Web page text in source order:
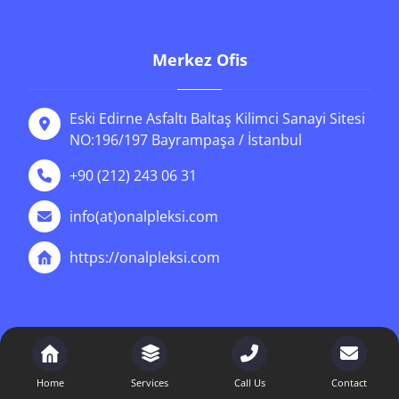
Merkez Ofis
Eski Edirne Asfaltı Baltaş Kilimci Sanayi Sitesi
NO:196/197 Bayrampaşa / İstanbul
+90 (212) 243 06 31
info(at)onalpleksi.com
https://onalpleksi.com
Home Services Call Us Contact